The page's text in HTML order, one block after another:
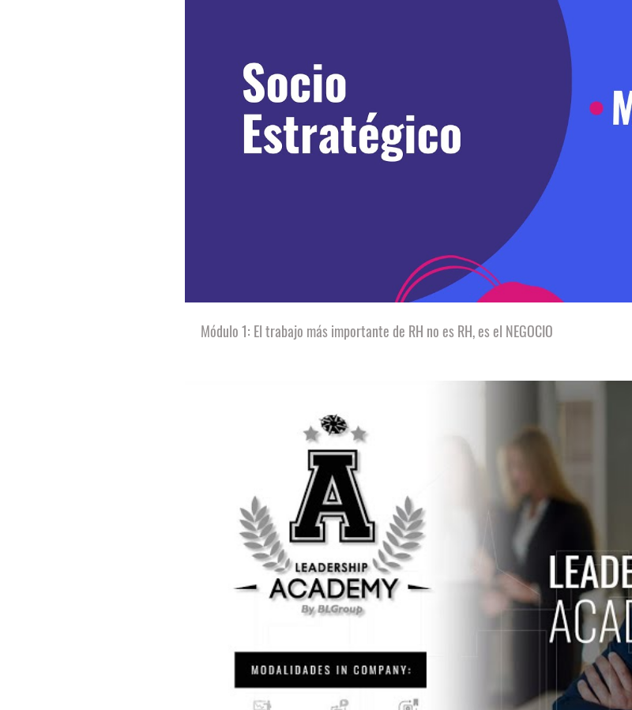
Reproducir video
Módulo 1: El trabajo más importante de RH no es RH, es el NEGOCIO
Reproducir video